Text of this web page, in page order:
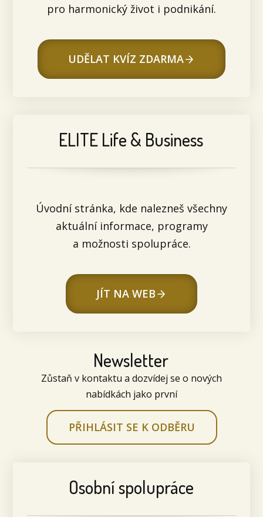
pro harmonický život i podnikání.
UDĚLAT KVÍZ ZDARMA
ELITE Life & Business
Úvodní stránka, kde nalezneš všechny
aktuální informace, programy
a možnosti spolupráce.
JÍT NA WEB
Newsletter
Zůstaň v kontaktu a dozvídej se o nových
nabídkách jako první
PŘIHLÁSIT SE K ODBĚRU
Osobní spolupráce